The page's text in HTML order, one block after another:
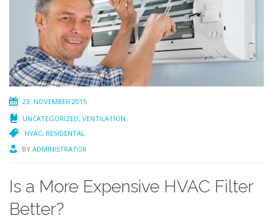
23. NOVEMBER 2015
UNCATEGORIZED, VENTILATION
HVAC, RESIDENTAL
BY ADMINISTRATOR
Is a More Expensive HVAC Filter
Better?